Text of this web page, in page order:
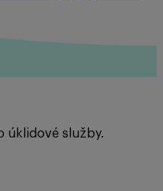
úklidové služby.